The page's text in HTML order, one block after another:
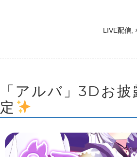
LIVE配信,
「アルバ」3Dお
定